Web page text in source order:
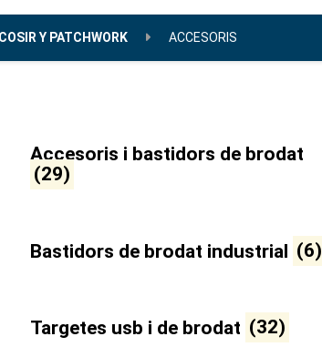
Y PATCHWORK ACCESORIS
Accesoris i bastidors de brodat
(29)
Bastidors de brodat industrial (6)
Targetes usb i de brodat (32)